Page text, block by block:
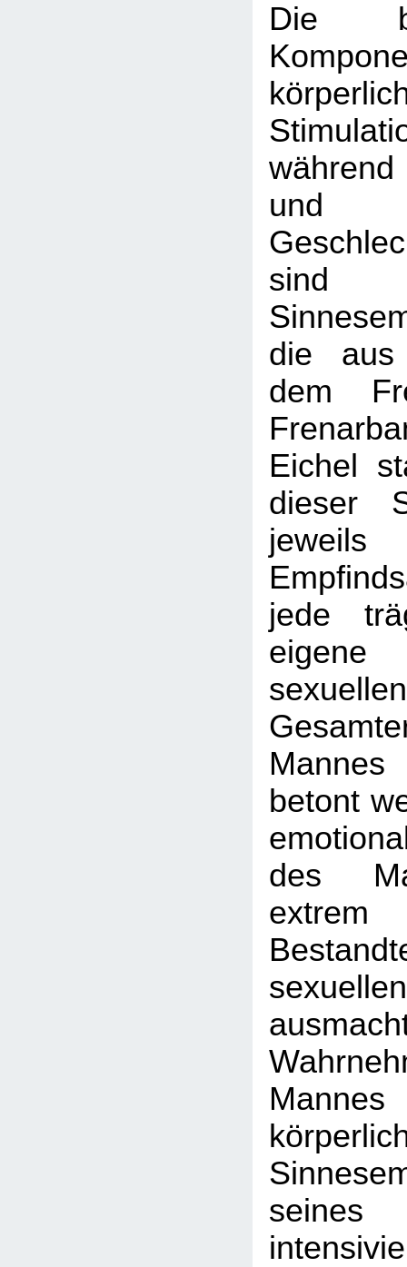
Die
die aus
dem
Eichel
dieser
jede
sexuellen
betont
des